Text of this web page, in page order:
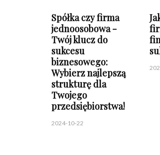
Spółka czy firma
jednoosobowa -
Twój klucz do
sukcesu
biznesowego:
Wybierz najlepszą
strukturę dla
Twojego
przedsiębiorstwa!
2024-10-22